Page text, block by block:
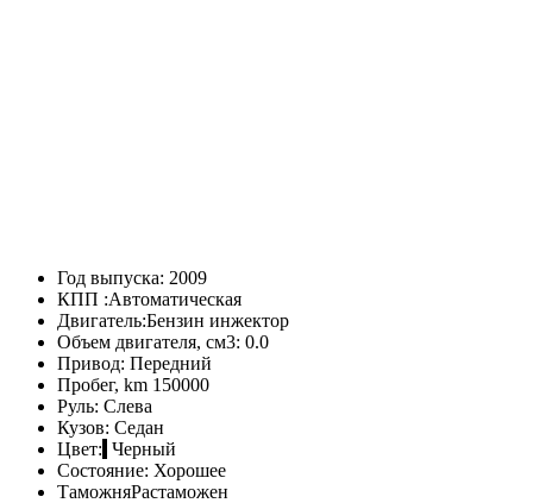
Год выпуска: 2009
КПП :Автоматическая
Двигатель:Бензин инжектор
Объем двигателя, см3: 0.0
Привод: Передний
Пробег, km 150000
Руль: Слева
Кузов: Седан
Цвет: Черный
Состояние: Хорошее
ТаможняРастаможен